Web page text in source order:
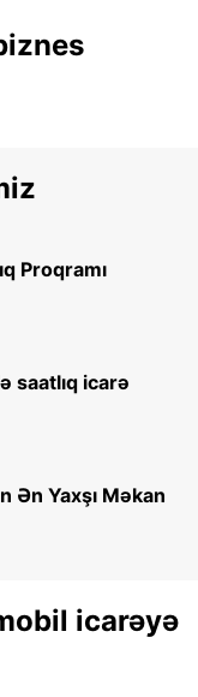
Proqramı
saatlıq icarə
Ən Yaxşı Məkan
icarəyə